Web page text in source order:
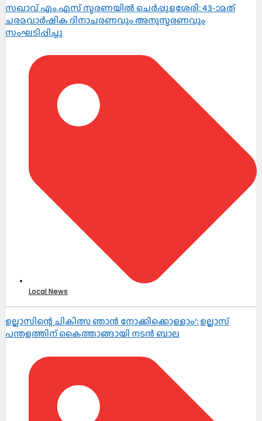
സഖാവ് എം.എസ് സ്മരണയിൽ ചെർപ്പുളശേരി: 43-ാമത്
ചരമവാർഷിക ദിനാചരണവും അനുസ്മരണവും
സംഘടിപ്പിച്ചു
Local News
ഉല്ലാസിന്റെ ചികിത്സ ഞാൻ നോക്കിക്കൊള്ളാം’: ഉല്ലാസ്
പന്തളത്തിന് കൈത്താങ്ങായി നടൻ ബാല